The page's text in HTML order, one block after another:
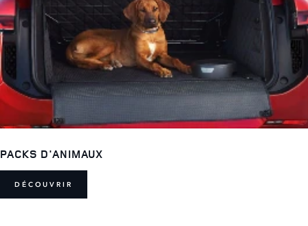
PACKS D'ANIMAUX
DÉCOUVRIR